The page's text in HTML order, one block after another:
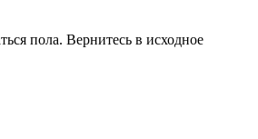
пола. Вернитесь в исходное